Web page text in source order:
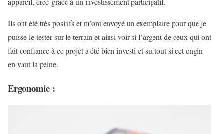
Ils ont été très positifs et m’ont envoyé un exemplaire pour que je
puisse le tester sur le terrain et ainsi voir si l’argent de ceux qui ont
fait confiance à ce projet a été bien investi et surtout si cet engin
en vaut la peine.
Ergonomie :